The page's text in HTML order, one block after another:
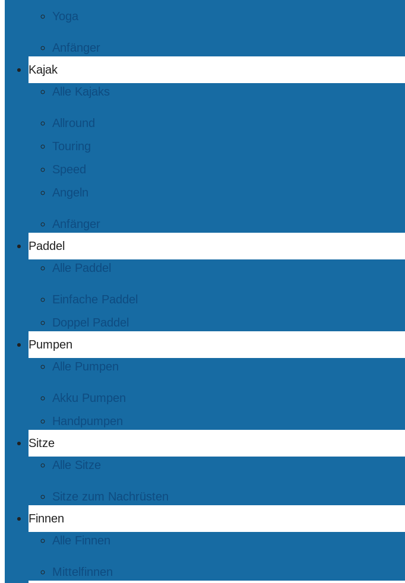
Yoga
Anfänger
Kajak
Alle Kajaks
Allround
Touring
Speed
Angeln
Anfänger
Paddel
Alle Paddel
Einfache Paddel
Doppel Paddel
Pumpen
Alle Pumpen
Akku Pumpen
Handpumpen
Sitze
Alle Sitze
Sitze zum Nachrüsten
Finnen
Alle Finnen
Mittelfinnen